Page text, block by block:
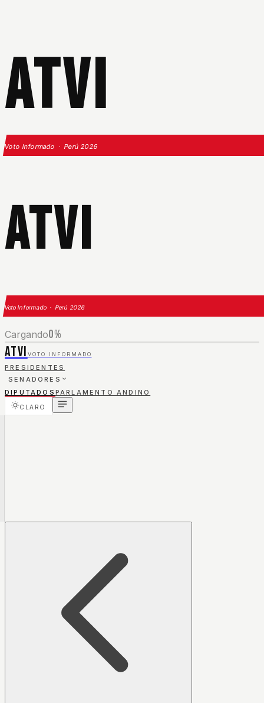
ATVI
Voto Informado · Perú 2026
ATVI
Voto Informado · Perú 2026
Cargando0%
ATVI VOTO INFORMADO
PRESIDENTES
SENADORES
DIPUTADOS PARLAMENTO ANDINO
CLARO